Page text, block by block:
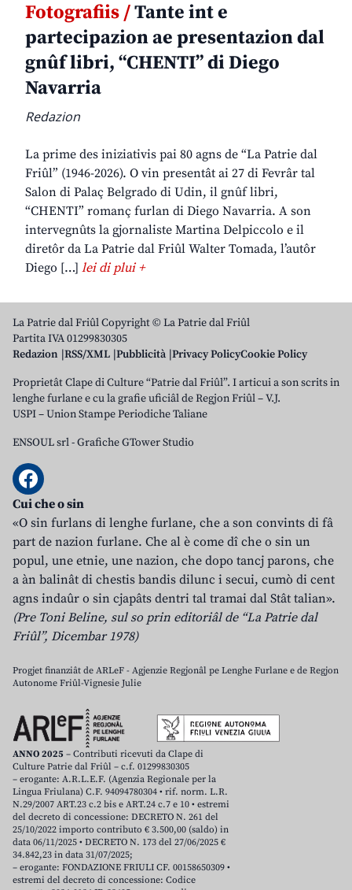
Fotografiis /Tante int e
partecipazion ae presentazion dal
gnûf libri, “CHENTI” di Diego
Navarria
Redazion
La prime des iniziativis pai 80 agns de “La Patrie dal
Friûl” (1946-2026). O vin presentât ai 27 di Fevrâr tal
Salon di Palaç Belgrado di Udin, il gnûf libri,
“CHENTI” romanç furlan di Diego Navarria. A son
intervegnûts la gjornaliste Martina Delpiccolo e il
diretôr da La Patrie dal Friûl Walter Tomada, l’autôr
Diego […] lei di plui +
La Patrie dal Friûl Copyright © La Patrie dal Friûl
Partita IVA 01299830305
Redazion RSS/XML Pubblicità Privacy PolicyCookie Policy
Proprietât Clape di Culture “Patrie dal Friûl”. I articui a son scrits in
lenghe furlane e cu la grafie uficiâl de Regjon Friûl – V.J.
USPI – Union Stampe Periodiche Taliane
ENSOUL srl-Grafiche GTower Studio
Cui che o sin
«O sin furlans di lenghe furlane, che a son convints di fâ
part de nazion furlane. Che al è come dî che o sin un
popul, une etnie, une nazion, che dopo tancj parons, che
a àn balinât di chestis bandis dilunc i secui, cumò di cent
agns indaûr o sin cjapâts dentri tal tramai dal Stât talian».
(Pre Toni Beline, sul so prin editoriâl de “La Patrie dal
Friûl”, Dicembar 1978)
Progjet finanziât de ARLeF - Agjenzie Regjonâl pe Lenghe Furlane e de Regjon
Autonome Friûl-Vignesie Julie
ANNO 2025 – Contributi ricevuti da Clape di
Culture Patrie dal Friûl – c.f. 01299830305
– erogante: A.R.L.E.F. (Agenzia Regionale per la
Lingua Friulana) C.F. 94094780304 • rif. norm. L.R.
N.29/2007 ART.23 c.2 bis e ART.24 c.7 e 10 • estremi
del decreto di concessione: DECRETO N. 261 del
25/10/2022 importo contributo € 3.500,00 (saldo) in
data 06/11/2025 • DECRETO N. 173 del 27/06/2025 €
34.842,23 in data 31/07/2025;
– erogante: FONDAZIONE FRIULI CF. 00158650309 •
estremi del decreto di concessione: Codice